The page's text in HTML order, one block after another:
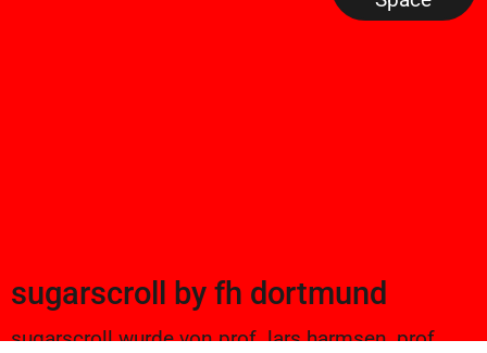
sugarscroll by fh dortmund
sugarscroll wurde von prof. lars harmsen, prof.